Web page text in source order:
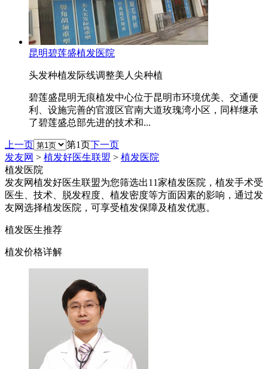
昆明碧莲盛植发医院
头发种植发际线调整美人尖种植
碧莲盛昆明无痕植发中心位于昆明市环境优美、交通便
利、设施完善的官渡区官南大道玫瑰湾小区，同样继承
了碧莲盛总部先进的技术和...
上一页 第1页下一页
发友网 > 植发好医生联盟 > 植发医院
植发医院
发友网植发好医生联盟为您筛选出11家植发医院，植发手术受
医生、技术、脱发程度、植发密度等方面因素的影响，通过发
友网选择植发医院，可享受植发保障及植发优惠。
植发医生推荐
植发价格详解